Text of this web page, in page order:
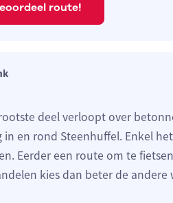
route!
deel verloopt over
en rond Steenhuffel. Enkel
Eerder een route om te
kies dan beter de andere